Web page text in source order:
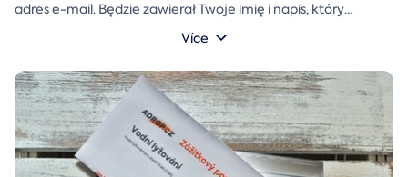
adres e-mail. Będzie zawierał Twoje imię i napis, który
koperta prezentowa
dołączona do wiadomości e-mail.
Více